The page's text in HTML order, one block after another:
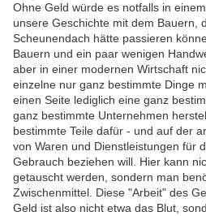
Ohne Geld würde es notfalls in
unsere Geschichte mit dem Bauern,
Scheunendach hätte passieren
Bauern und ein paar wenigen
aber in einer modernen Wirtschaft
einzelne nur ganz bestimmte Dinge
einen Seite lediglich eine ganz
ganz bestimmte Unternehmen
bestimmte Teile dafür - und auf der
von Waren und Dienstleistungen für
Gebrauch beziehen will. Hier kann
getauscht werden, sondern man
Zwischenmittel. Diese "Arbeit" des
Geld ist also nicht etwa das Blut,